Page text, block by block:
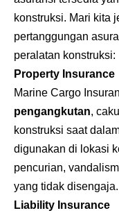
konstruksi. Mari kita
pertanggungan
peralatan konstruksi:
Property Insurance
Marine Cargo
pengangkutan,
konstruksi saat
digunakan di lokasi
pencurian,
yang tidak disengaja.
Liability Insurance